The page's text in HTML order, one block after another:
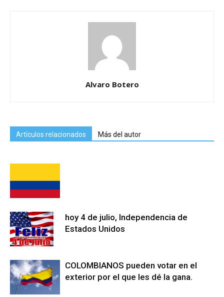
Alvaro Botero
Artículos relacionados Más del autor
hoy 4 de julio, Independencia de
Estados Unidos
COLOMBIANOS pueden votar en el
exterior por el que les dé la gana.